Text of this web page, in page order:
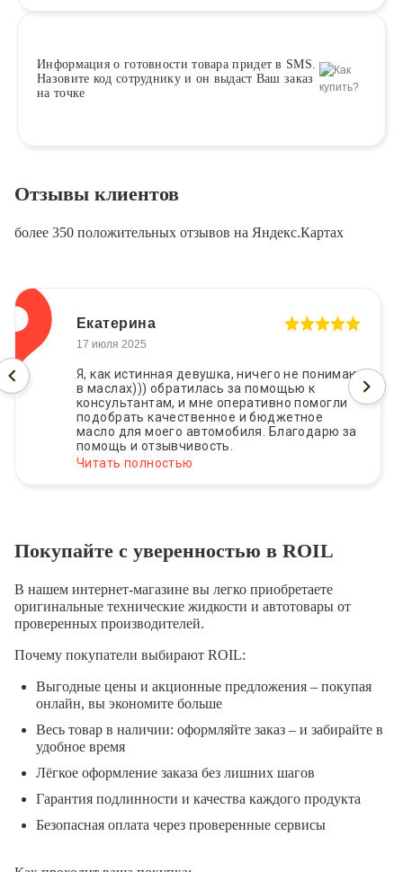
Информация о готовности товара придет в SMS.
Назовите код сотруднику и он выдаст Ваш заказ
на точке
Отзывы клиентов
более 350 положительных отзывов на Яндекс.Картах
Екатерина
17 июля 2025
Я, как истинная девушка, ничего не понимаю
в маслах))) обратилась за помощью к
консультантам, и мне оперативно помогли
подобрать качественное и бюджетное
масло для моего автомобиля. Благодарю за
помощь и отзывчивость.
Читать полностью
Покупайте с уверенностью в ROIL
В нашем интернет-магазине вы легко приобретаете
оригинальные технические жидкости и автотовары от
проверенных производителей.
Почему покупатели выбирают ROIL:
Выгодные цены и акционные предложения – покупая
онлайн, вы экономите больше
Весь товар в наличии: оформляйте заказ – и забирайте в
удобное время
Лёгкое оформление заказа без лишних шагов
Гарантия подлинности и качества каждого продукта
Безопасная оплата через проверенные сервисы